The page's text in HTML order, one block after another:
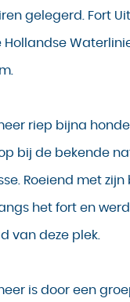
gelegerd. Fort
Hollandse
riep bijna
bij de bekende
Roeiend met
langs het fort en
van deze plek.
is door een